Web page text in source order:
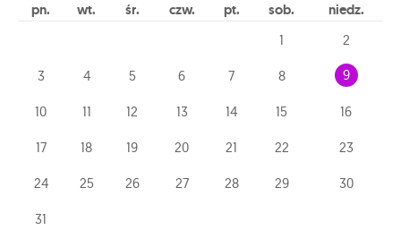
pn wt śr czw pt sob niedz
1 2
3 4 5 6 7 8 9
10 11 12 13 14 15 16
17 18 19 20 21 22 23
24 25 26 27 28 29 30
31